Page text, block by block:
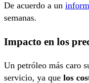
De acuerdo a un
semanas.
Impacto en los
Un petróleo más caro
servicio, ya que los